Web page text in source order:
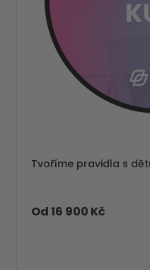
Tvoříme pravidla s
Od 16 900 Kč